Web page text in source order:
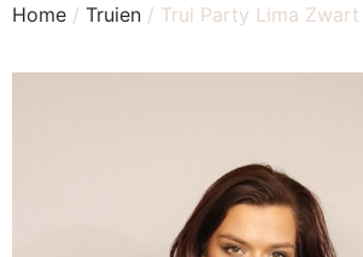
Home / Truien / Trui Party Lima